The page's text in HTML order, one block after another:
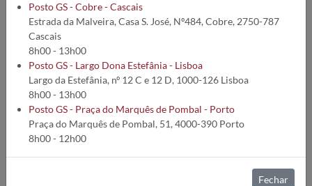
e Artigos informativos sobre os diversos temas de saúde.
Pode utilizar os filtros em baixo para o ajudar a encontrar a
informação que precisa.
Pesquisa:
Posto GS - Cobre - Cascais
Estrada da Malveira, Casa S. José, Nº484, Cobre, 2750-787
Cascais
8h00 - 13h00
Posto GS - Largo Dona Estefânia - Lisboa
Largo da Estefânia, nº 12 C e 12 D, 1000-126 Lisboa
8h00 - 13h00
Posto GS - Praça do Marquês de Pombal - Porto
Praça do Marquês de Pombal, 51, 4000-390 Porto
8h00 - 12h00
Fechar